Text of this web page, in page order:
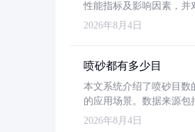
性能指标及影响因素，并
2026年8月4日
喷砂都有多少目
本文系统介绍了喷砂目数
的应用场景。数据来源包
2026年8月4日